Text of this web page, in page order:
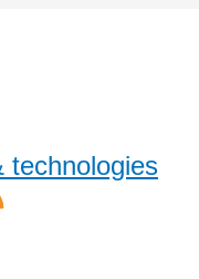
technologies